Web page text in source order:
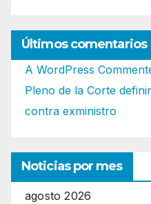
Últimos comentarios
A WordPress
Pleno de la Corte
contra exministro
Noticias por mes
agosto 2026